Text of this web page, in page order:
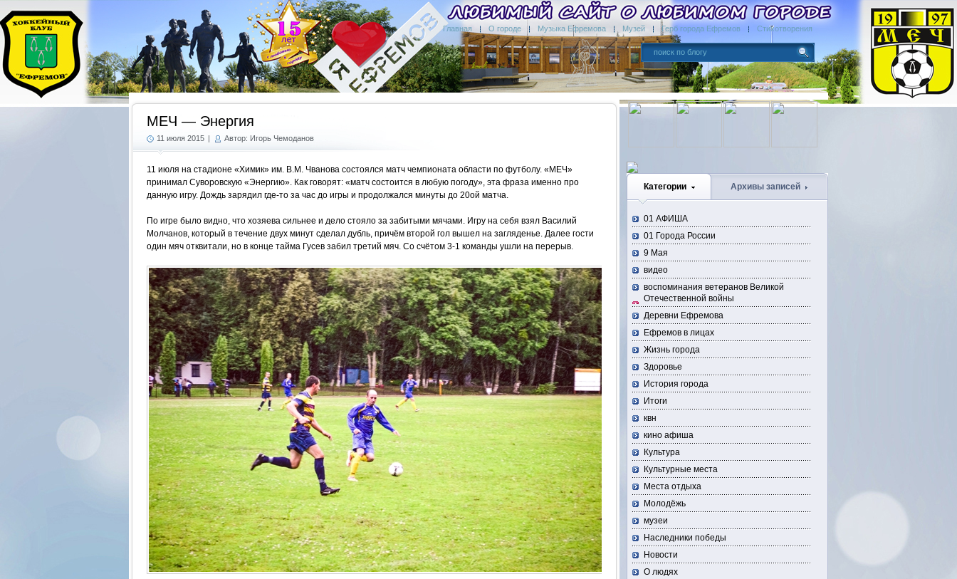
Главная О городе Музыка Ефремова Музей Герб города Ефремов Стихотворения
МЕЧ — Энергия
11 июля 2015 | Автор: Игорь Чемоданов
11 июля на стадионе «Химик» им. В.М. Чванова состоялся матч чемпионата области по футболу. «МЕЧ»
принимал Суворовскую «Энергию». Как говорят: «матч состоится в любую погоду», эта фраза именно про
данную игру. Дождь зарядил где-то за час до игры и продолжался минуты до 20ой матча.
По игре было видно, что хозяева сильнее и дело стояло за забитыми мячами. Игру на себя взял Василий
Молчанов, который в течение двух минут сделал дубль, причём второй гол вышел на загляденье. Далее гости
один мяч отквитали, но в конце тайма Гусев забил третий мяч. Со счётом 3-1 команды ушли на перерыв.
Категории Архивы записей
01 АФИША
01 Города России
9 Мая
видео
воспоминания ветеранов Великой
Отечественной войны
Деревни Ефремова
Ефремов в лицах
Жизнь города
Здоровье
История города
Итоги
квн
кино афиша
Культура
Культурные места
Места отдыха
Молодёжь
музеи
Наследники победы
Новости
О людях